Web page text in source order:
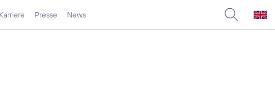
Karriere Presse News